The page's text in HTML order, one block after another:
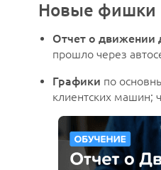
Новые фишки
Отчет о движении
прошло через
Графики по
клиентских машин;